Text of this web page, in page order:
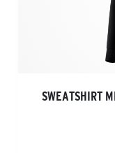
SWEATSHIRT